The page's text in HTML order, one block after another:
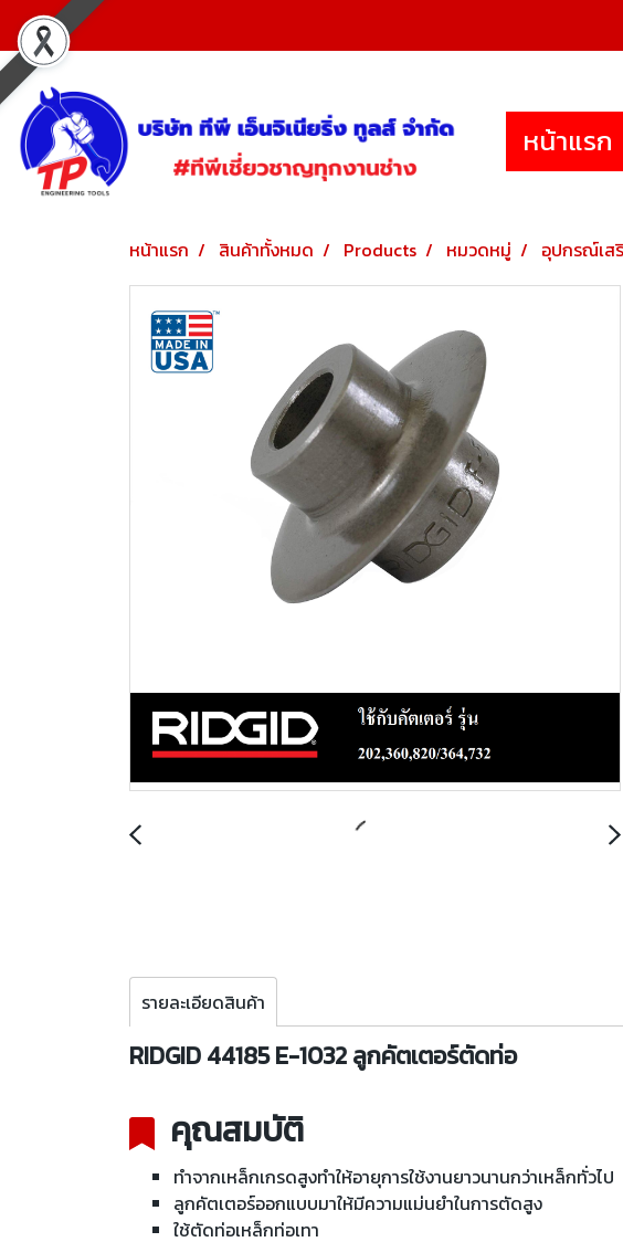
หน้าแรก
หน้าแรก สินค้าทั้งหมด Products หมวดหมู่ อุปกรณ์เส
รายละเอียดสินค้า
RIDGID 44185 E-1032 ลูกคัตเตอร์ตัดท่อ
คุณสมบัติ
ทำจากเหล็กเกรดสูงทำให้อายุการใช้งานยาวนานกว่าเหล็กทั่วไป
ลูกคัตเตอร์ออกแบบมาให้มีความแม่นยำในการตัดสูง
ใช้ตัดท่อเหล็กท่อเทา